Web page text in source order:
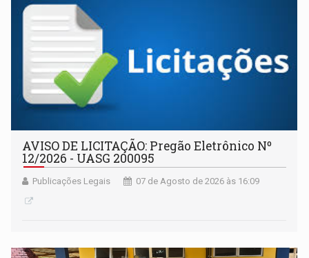
AVISO DE LICITAÇÃO: Pregão Eletrônico Nº
12/2026 - UASG 200095
Publicações Legais 07 de Agosto de 2026 às 16:09